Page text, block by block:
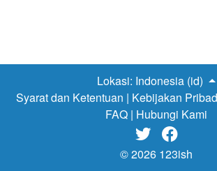
Lokasi: Indonesia (id)
Syarat dan Ketentuan | Kebijakan
FAQ | Hubungi Kami
 
© 2026 123ish